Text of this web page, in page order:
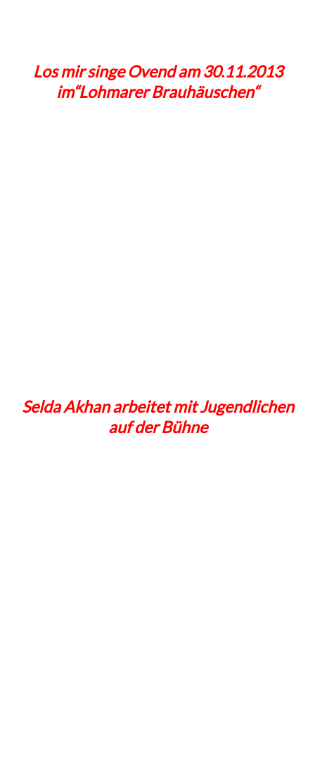
Los mir singe Ovend am 30.11.2013
im“Lohmarer Brauhäuschen“
Selda Akhan arbeitet mit Jugendlichen
auf der Bühne